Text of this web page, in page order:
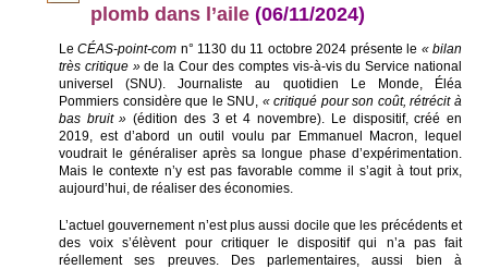
plomb dans l’aile(06/11/2024)
LeCÉAS-point-com n° 1130 du 11 octobre 2024 présente le « bilan
très critique »de la Cour des comptes vis-à-vis du Service national
universel (SNU). Journaliste au quotidien Le Monde, Éléa
Pommiers considère que le SNU, « critiqué pour son coût, rétrécit à
bas bruit » (édition des 3 et 4 novembre). Le dispositif, créé en
2019, est d’abord un outil voulu par Emmanuel Macron, lequel
voudrait le généraliser après sa longue phase d’expérimentation.
Mais le contexte n’y est pas favorable comme il s’agit à tout prix,
aujourd’hui, de réaliser des économies.
L’actuel gouvernement n’est plus aussi docile que les précédents et
des voix s’élèvent pour critiquer le dispositif qui n’a pas fait
réellement ses preuves. Des parlementaires, aussi bien à